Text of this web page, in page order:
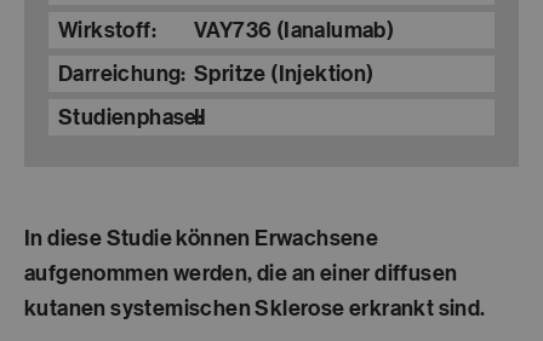
Wirkstoff:
VAY736 (Ianalumab)
Darreichung: Spritze (Injektion)
Studienphase:
II
In diese Studie können Erwachsene
aufgenommen werden, die an einer diffusen
kutanen systemischen Sklerose erkrankt sind.